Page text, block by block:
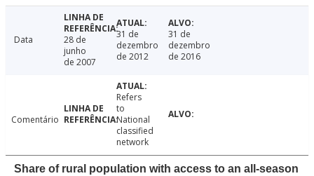
Data
28 de
junho
de 2007
31 de
dezembro
de 2012
31 de
dezembro
de 2016
Comentário
Refers
to
National
classified
network
Share of rural population with access to an all-season